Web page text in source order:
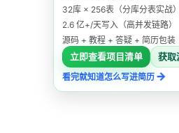
32库 × 256表（分库分表实战）
2.6 亿+/天写入（高并发链路）
源码 + 教程 + 答疑 + 简历包装
立即查看项目清单
获取
看完就知道怎么写进简历→